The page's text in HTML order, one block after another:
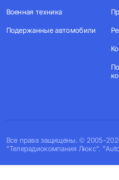
Все права защищены. © 2005-
"Телерадиокомпания Люкс".
Военная техника
Подержанные автомобили